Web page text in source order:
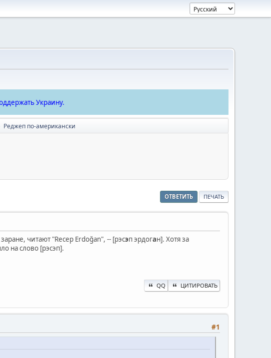
Украину.
Реджеп по-американски
ОТВЕТИТЬ ПЕЧАТЬ
читают "Recep Erdoğan", -- [рэсэп эрдоган]. Хотя за
на слово [рэсэп].
QQ ЦИТИРОВАТЬ
#1